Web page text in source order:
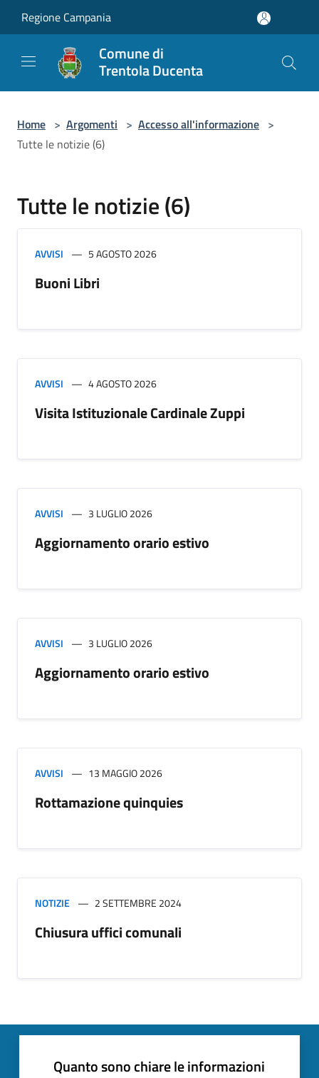
Regione Campania
Comune di
Trentola Ducenta
Home > Argomenti > Accesso all'informazione >
Tutte le notizie (6)
Tutte le notizie (6)
AVVISI 5 AGOSTO 2026
Buoni Libri
AVVISI 4 AGOSTO 2026
Visita Istituzionale Cardinale Zuppi
AVVISI 3 LUGLIO 2026
Aggiornamento orario estivo
AVVISI 3 LUGLIO 2026
Aggiornamento orario estivo
AVVISI 13 MAGGIO 2026
Rottamazione quinquies
NOTIZIE 2 SETTEMBRE 2024
Chiusura uffici comunali
Quanto sono chiare le informazioni